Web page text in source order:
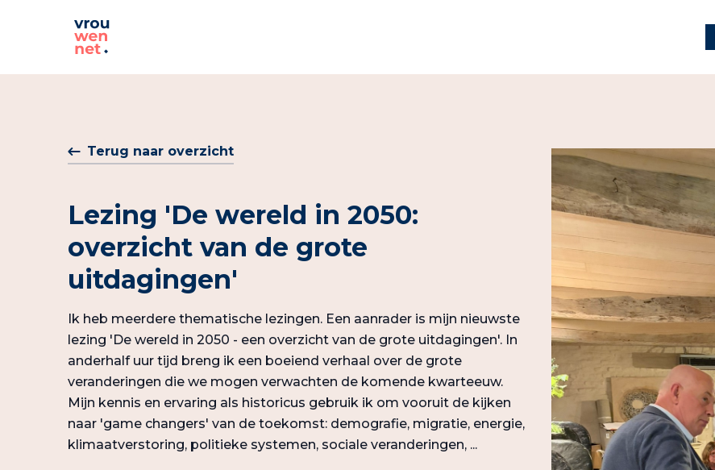
Terug naar overzicht
Lezing 'De wereld in 2050:
overzicht van de grote
uitdagingen'
Ik heb meerdere thematische lezingen. Een aanrader is mijn nieuwste
lezing 'De wereld in 2050 - een overzicht van de grote uitdagingen'. In
anderhalf uur tijd breng ik een boeiend verhaal over de grote
veranderingen die we mogen verwachten de komende kwarteeuw.
Mijn kennis en ervaring als historicus gebruik ik om vooruit de kijken
naar 'game changers' van de toekomst: demografie, migratie, energie,
klimaatverstoring, politieke systemen, sociale veranderingen, ...